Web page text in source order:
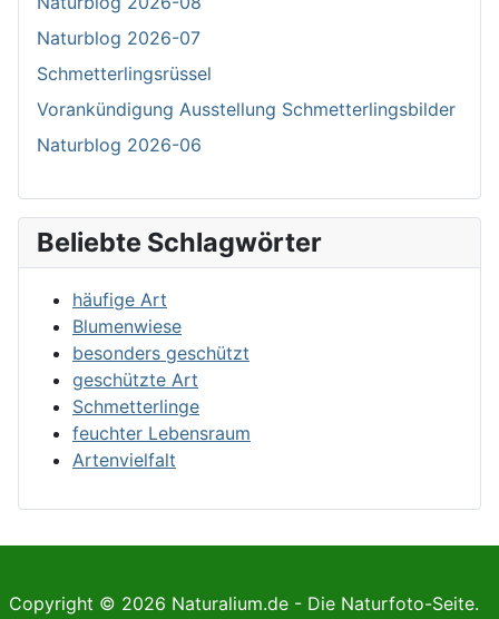
Naturblog 2026-07
Schmetterlingsrüssel
Vorankündigung Ausstellung Schmetterlingsbilder
Naturblog 2026-06
Beliebte Schlagwörter
häufige Art
Blumenwiese
besonders geschützt
geschützte Art
Schmetterlinge
feuchter Lebensraum
Artenvielfalt
Copyright © 2026 Naturalium.de - Die Naturfoto-Seite.